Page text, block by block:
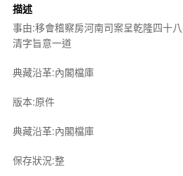
描述
事由:移會稽察房河南司案呈乾隆四十
清字旨意一道
典藏沿革:內閣檔庫
版本:原件
典藏沿革:內閣檔庫
保存狀況:整